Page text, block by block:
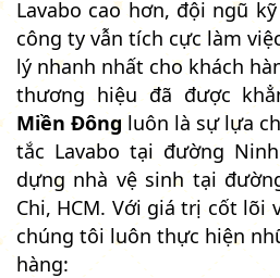
Lavabo cao hơn, đội ngũ
công ty vẫn tích cực làm
lý nhanh nhất cho khách
thương hiệu đã được
Miền Đông luôn là sự lựa
tắc Lavabo tại đường
dựng nhà vệ sinh tại
Chi, HCM. Với giá trị cốt lõi
chúng tôi luôn thực hiện
hàng: